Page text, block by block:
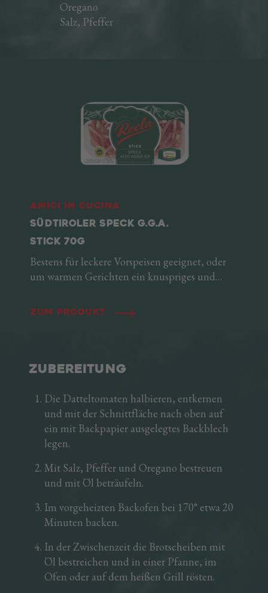
Oregano
Salz, Pfeffer
Amici in cucina
SÜDTIROLER SPECK G.G.A.
STICK 70G
Bestens für leckere Vorspeisen geeignet, oder
um warmen Gerichten ein knuspriges und
Qualität und Frische zu garantieren, wird unser
Südtiroler Speck g.g.A. mit dem Messer zu
Gerichten eine ganz besondere Note, ob roh,
Ein wertvoller Verbündeter in jeder Küche!
Zum Produkt
ZUBEREITUNG
Die Datteltomaten halbieren, entkernen
und mit der Schnittfläche nach oben auf
ein mit Backpapier ausgelegtes Backblech
legen.
Mit Salz, Pfeffer und Oregano bestreuen
und mit Öl beträufeln.
Im vorgeheizten Backofen bei 170° etwa 20
Minuten backen.
In der Zwischenzeit die Brotscheiben mit
Öl bestreichen und in einer Pfanne, im
Ofen oder auf dem heißen Grill rösten.